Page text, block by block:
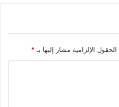
الحقول الإلزامية مشار إليها بـ *